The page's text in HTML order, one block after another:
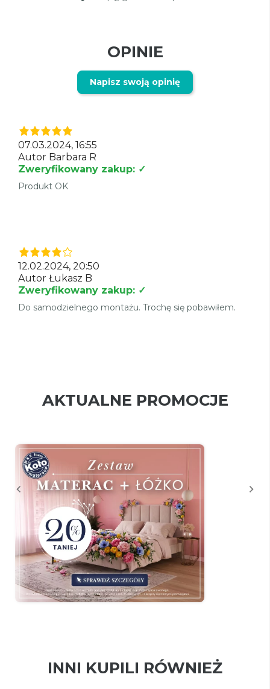
OPINIE
Napisz swoją opinię
07.03.2024, 16:55
Autor Barbara R
Zweryfikowany zakup: ✓
Produkt OK
12.02.2024, 20:50
Autor Łukasz B
Zweryfikowany zakup: ✓
Do samodzielnego montażu. Trochę się pobawiłem.
AKTUALNE PROMOCJE
INNI KUPILI RÓWNIEŻ